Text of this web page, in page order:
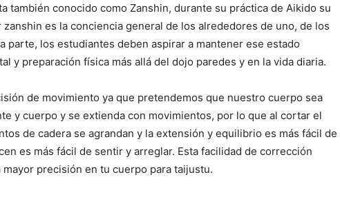
también conocido como Zanshin, durante su práctica de Aikido su
es la conciencia general de los alrededores de uno, de los
parte, los estudiantes deben aspirar a mantener ese estado
y preparación física más allá del dojo paredes y en la vida diaria.
de movimiento ya que pretendemos que nuestro cuerpo sea
y cuerpo y se extienda con movimientos, por lo que al cortar el
de cadera se agrandan y la extensión y equilibrio es más fácil de
es más fácil de sentir y arreglar. Esta facilidad de corrección
precisión en tu cuerpo para taijustu.